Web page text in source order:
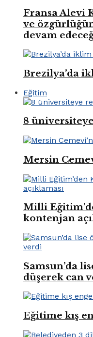
Fransa Alevi
ve
devam
Brezilya’da
Eğitim
8
Mersin
Milli
kontenjan
Samsun’da
düşerek can
Eğitime kış